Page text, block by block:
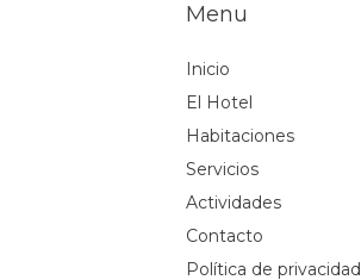
Menu
Inicio
El Hotel
Habitaciones
Servicios
Actividades
Contacto
Política de privacidad